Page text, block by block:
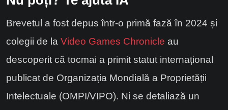
Brevetul a fost depus într-o primă fază în 2024 și
colegii de la Video Games Chronicle au
descoperit că tocmai a primit statut internațional
publicat de Organizația Mondială a Proprietății
Intelectuale (OMPI/VIPO). Ni se detaliază un